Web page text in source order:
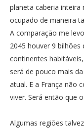
planeta caberia
ocupado de maneira
A comparação me
2045 houver 9 bilhões
continentes
será de pouco mais
atual. E a França não
viver. Será então que
Algumas regiões